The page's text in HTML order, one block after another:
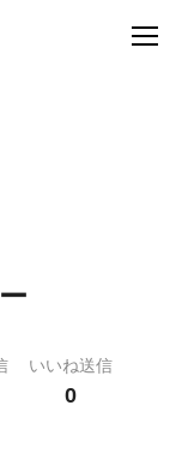
いいね送信
0